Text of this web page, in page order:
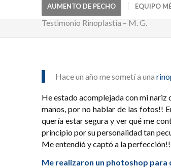
AUMENTO DE PECHO EQUIPO
Testimonio Rinoplastia – M. G.
Hace un año me sometí a una
He estado acomplejada con mi nariz
manos, por no hablar de las fotos!!
quería estar segura y ver qué me
principio por su personalidad tan
Me entendió y captó a la perfección!!
Me realizaron un photoshop para